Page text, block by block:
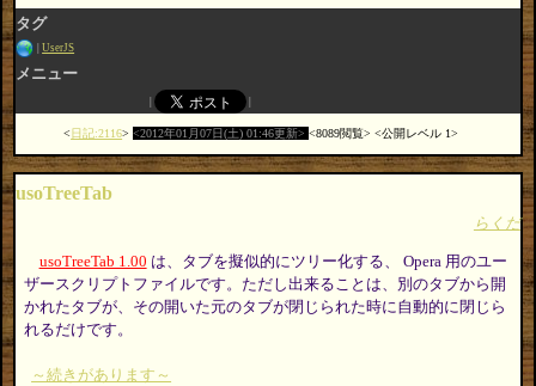
タグ
UserJS
メニュー
日記:2116 2012年01月07日(土) 01:46更新 8089閲覧 公開レベル 1
usoTreeTab
らくだ
usoTreeTab 1.00 は、タブを擬似的にツリー化する、 Opera 用のユー
ザースクリプトファイルです。ただし出来ることは、別のタブから開
かれたタブが、その開いた元のタブが閉じられた時に自動的に閉じら
れるだけです。
～続きがあります～